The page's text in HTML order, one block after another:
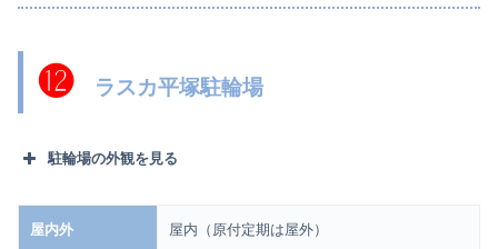
⓬ラスカ平塚駐輪場
駐輪場の外観を見る
屋内外 屋内（原付定期は屋外）